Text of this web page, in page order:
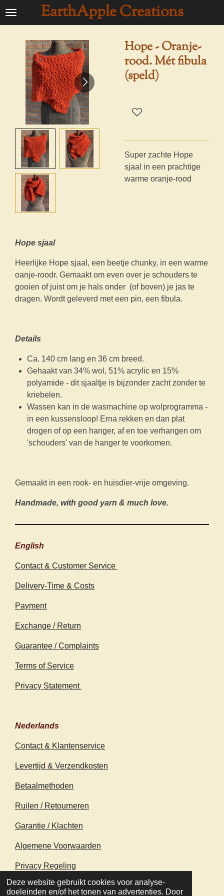
Deze website gebruikt cookies voor analyse-
doeleinden en/of het tonen van advertenties. Door
Ga
hoofdinhoud
EarthApple Creations
Hope - Oranje-
rood. Mét fibula
(speld)
Super zachte Hope
sjaal in een prachtige
warme oranje-rood
Hope sjaal
Heerlijke Hope sjaal, een beetje chunky, in een warme
oanje-roodr. Gemaakt om even over je schouders te
gooien of juist om je hals onder (of boven) je jas te
dragen. Wordt geleverd met een pin, een fibula.
Details
Ca. 140 cm lang en 36 cm breed.
Gehaakt van 34% wol, 51% acrylic en 15%
polyamide - dit sjaaltje is bijzonder zacht zonder te
kriebelen.
Wassen kan in de wasmachine op wolprogramma -
in een kussensloop! Erna rekken en dan plat
drogen of op een hanger, af en toe verhangen om
'schouders' van de hanger te voorkomen.
Gemaakt in een rook- en huisdier-vrije omgeving.
Handmade, with good yarn & much love.
English
Contact & Customer Service
Delivery-Time & Costs
Payment
Exchange / Return
Guarantee / Complaints
Terms of Service
Privacy Statement
Nederlands
Contact & Klantenservice
Levertijd & Verzendkosten
Betaalmethoden
Ruilen / Retourneren
Garantie / Klachten
Algemene Voorwaarden
Privacy Regeling
© 2020 - 2026 earthapplecreations.com
Powered byJouwWeb